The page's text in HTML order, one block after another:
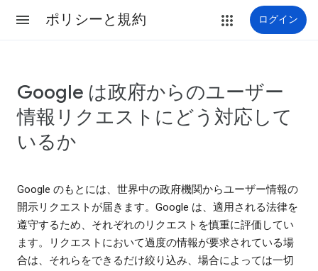
ポリシーと規約 ログイン
Google は政府からのユーザー
情報リクエストにどう対応して
いるか
Google のもとには、世界中の政府機関からユーザー情報の
開示リクエストが届きます。Google は、適用される法律を
遵守するため、それぞれのリクエストを慎重に評価してい
ます。リクエストにおいて過度の情報が要求されている場
合は、それらをできるだけ絞り込み、場合によっては一切